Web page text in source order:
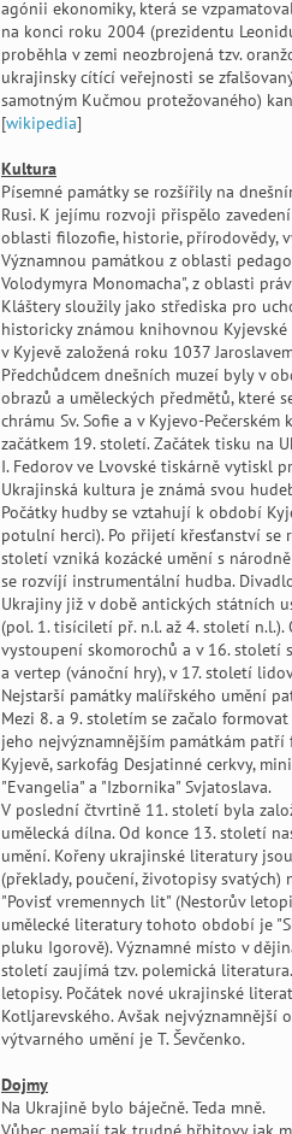
agónii ekonomiky, která se
na konci roku 2004 (prezidentu
proběhla v zemi neozbrojená tzv.
ukrajinsky cítící veřejnosti se
samotným Kučmou protežovaného)
[wikipedia]
Kultura
Písemné památky se rozšířily na
Rusi. K jejímu rozvoji přispělo
oblasti filozofie, historie, přírodovědy,
Významnou památkou z oblasti
Volodymyra Monomacha", z oblasti
Kláštery sloužily jako střediska pro
historicky známou knihovnou
v Kyjevě založená roku 1037
Předchůdcem dnešních muzeí byly v
obrazů a uměleckých předmětů, které
chrámu Sv. Sofie a v Kyjevo-
začátkem 19. století. Začátek tisku na
I. Fedorov ve Lvovské tiskárně vytiskl
Ukrajinská kultura je známá svou
Počátky hudby se vztahují k období
potulní herci). Po přijetí křesťanství se
století vzniká kozácké umění s
se rozvíjí instrumentální hudba.
Ukrajiny již v době antických státních
(pol. 1. tisíciletí př. n.l. až 4. století
vystoupení skomorochů a v 16. století
a vertep (vánoční hry), v 17. století
Nejstarší památky malířského umění
Mezi 8. a 9. stoletím se začalo
jeho nejvýznamnějším památkám patří
Kyjevě, sarkofág Desjatinné cerkvy,
"Evangelia" a "Izbornika" Svjatoslava.
V poslední čtvrtině 11. století byla
umělecká dílna. Od konce 13. století
umění. Kořeny ukrajinské literatury
(překlady, poučení, životopisy svatých)
"Povisť vremennych lit" (Nestorův
umělecké literatury tohoto období je
pluku Igorově). Významné místo v
století zaujímá tzv. polemická
letopisy. Počátek nové ukrajinské
Kotljarevského. Avšak
výtvarného umění je T. Ševčenko.
Dojmy
Na Ukrajině bylo báječně. Teda mně.